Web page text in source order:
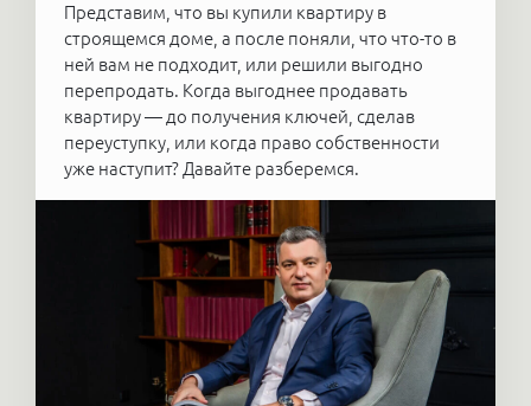
Представим, что вы купили квартиру в
строящемся доме, а после поняли, что что-то в
ней вам не подходит, или решили выгодно
перепродать. Когда выгоднее продавать
квартиру — до получения ключей, сделав
переуступку, или когда право собственности
уже наступит? Давайте разберемся.